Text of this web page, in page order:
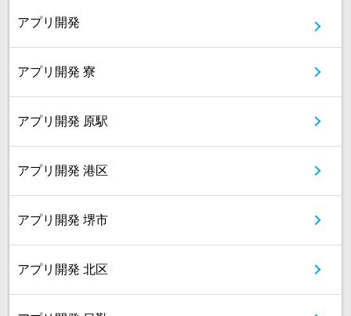
アプリ開発
アプリ開発 寮
アプリ開発 原駅
アプリ開発 港区
アプリ開発 堺市
アプリ開発 北区